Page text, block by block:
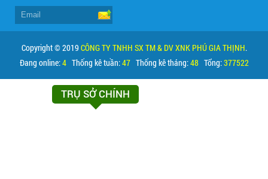
Copyright © 2019CÔNG TY TNHH SX TM & DV XNK PHÚ GIA THỊNH.
Đang online:4 Thống kê tuần:47 Thống kê tháng:48 Tổng:377522
TRỤ SỞ CHÍNH